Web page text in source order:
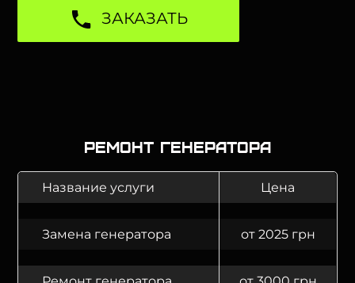
ЗАКАЗАТЬ
Ремонт генератора
Название услуги Цена
Замена генератора от 2025 грн